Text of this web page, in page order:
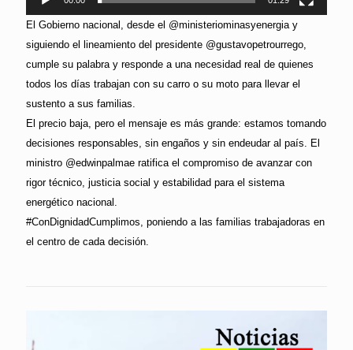
El Gobierno nacional, desde el @ministeriominasyenergia y
siguiendo el lineamiento del presidente @gustavopetrourrego,
cumple su palabra y responde a una necesidad real de quienes
todos los días trabajan con su carro o su moto para llevar el
sustento a sus familias.
El precio baja, pero el mensaje es más grande: estamos tomando
decisiones responsables, sin engaños y sin endeudar al país. El
ministro @edwinpalmae ratifica el compromiso de avanzar con
rigor técnico, justicia social y estabilidad para el sistema
energético nacional.
#ConDignidadCumplimos, poniendo a las familias trabajadoras en
el centro de cada decisión.